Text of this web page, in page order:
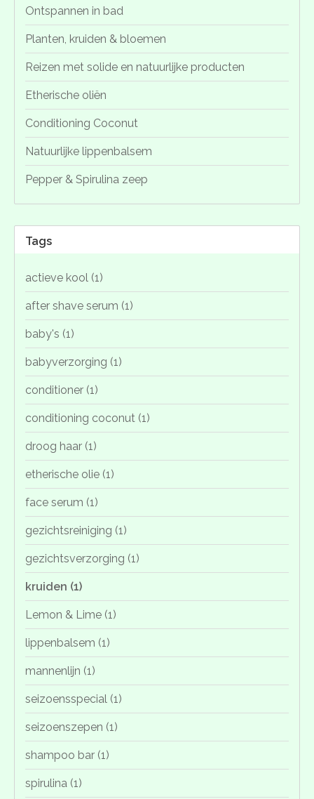
Ontspannen in bad
Planten, kruiden & bloemen
Reizen met solide en natuurlijke producten
Etherische oliën
Conditioning Coconut
Natuurlijke lippenbalsem
Pepper & Spirulina zeep
Tags
actieve kool (1)
after shave serum (1)
baby's (1)
babyverzorging (1)
conditioner (1)
conditioning coconut (1)
droog haar (1)
etherische olie (1)
face serum (1)
gezichtsreiniging (1)
gezichtsverzorging (1)
kruiden (1)
Lemon & Lime (1)
lippenbalsem (1)
mannenlijn (1)
seizoensspecial (1)
seizoenszepen (1)
shampoo bar (1)
spirulina (1)